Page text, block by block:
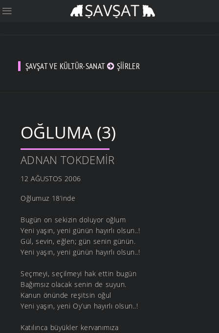
ŞAVŞAT VE KÜLTÜR-SANAT ŞIIRLER
OĞLUMA (3)
ADNAN TOKDEMIR
12 AĞUSTOS 2006
Oğlumuz 18’inde
Bugün on sekizin doluyor oğlum
Yeni yaşın, yeni günün hayırlı olsun..!
Gül, sevin, eğlen; gün senin günün.
Yeni yaşın, yeni günün hayırlı olsun..!
Seçmeyi, seçilmeyi hak ettin bugün
Bağımsız olacak senin de suyun.
Kanun önünde reşitsin oğul
Yeni yaşın, yeni Oy’un hayırlı olsun..!
Katılınca büyükler kervanımıza